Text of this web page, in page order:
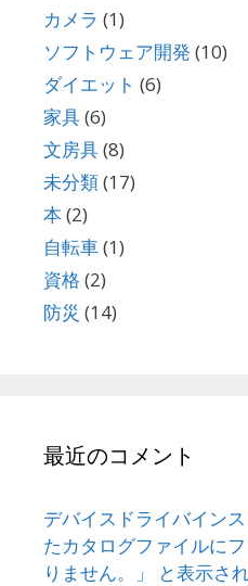
カメラ (1)
ソフトウェア開発 (10)
ダイエット (6)
家具(6)
文房具(8)
未分類(17)
本 (2)
自転車(1)
資格 (2)
防災 (14)
最近のコメント
デバイスドライバイン
たカタログファイルに
りません。」 と表示さ